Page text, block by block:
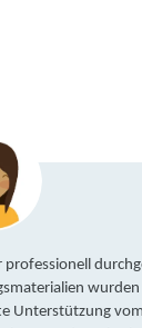
professionell
Unterstützung